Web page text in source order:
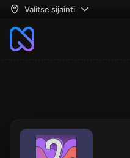
Valitse sijainti